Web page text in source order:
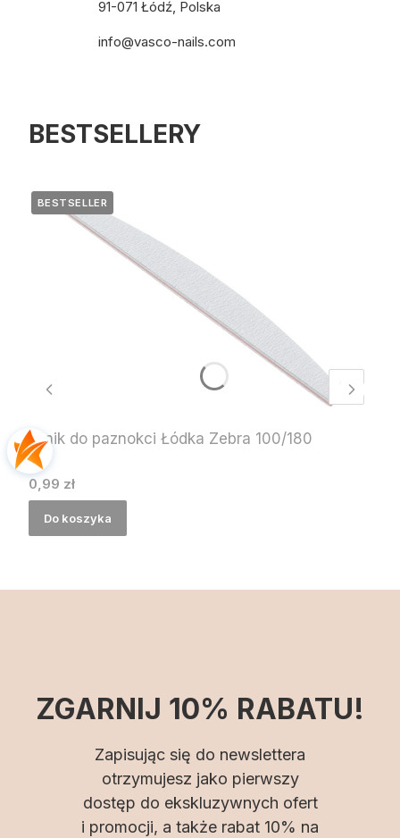
91-071 Łódź, Polska
info@vasco-nails.com
BESTSELLERY
BESTSELLER
Pilnik do paznokci Łódka Zebra 100/180
Cena
0,99 zł
Do koszyka
ZGARNIJ 10% RABATU!
Zapisując się do newslettera
otrzymujesz jako pierwszy
dostęp do ekskluzywnych ofert
i promocji, a także rabat 10% na